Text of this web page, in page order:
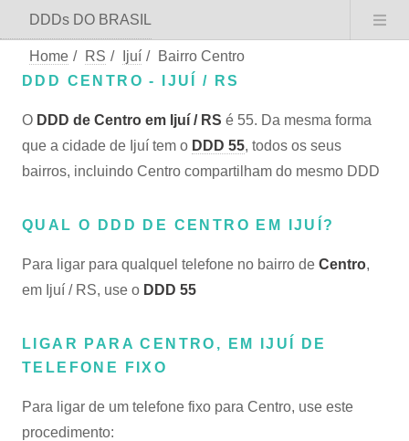
DDDs DO BRASIL
Home / RS / Ijuí /
Bairro Centro
DDD CENTRO - IJUÍ / RS
O DDD de Centro em Ijuí / RS é 55. Da mesma forma
que a cidade de Ijuí tem o DDD 55, todos os seus
bairros, incluindo Centro compartilham do mesmo DDD
QUAL O DDD DE CENTRO EM IJUÍ?
Para ligar para qualquel telefone no bairro de Centro,
em Ijuí / RS, use o DDD 55
LIGAR PARA CENTRO, EM IJUÍ DE
TELEFONE FIXO
Para ligar de um telefone fixo para Centro, use este
procedimento: